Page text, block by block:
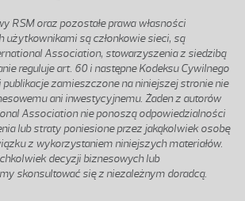
RSM oraz pozostałe prawa własności
użytkownikami są członkowie sieci, są
Association, stowarzyszenia z siedzibą
reguluje art. 60 i następne Kodeksu Cywilnego
publikacje zamieszczone na niniejszej stronie nie
ani inwestycyjnemu. Żaden z autorów
Association nie ponoszą odpowiedzialności
lub straty poniesione przez jakąkolwiek osobę
z wykorzystaniem niniejszych materiałów.
decyzji biznesowych lub
skonsultować się z niezależnym doradcą.